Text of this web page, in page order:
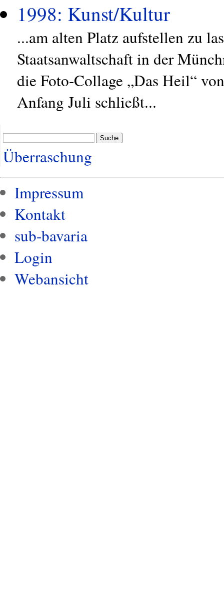
1998: Kunst/Kultur
...am alten Platz aufstellen zu
Staatsanwaltschaft in der
die Foto-Collage „Das Heil“
Anfang Juli schließt...
Suche
Überraschung
Impressum
Kontakt
sub-bavaria
Login
Webansicht